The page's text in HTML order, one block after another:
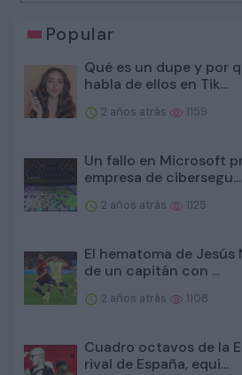
Popular
Qué es un dupe y por
habla de ellos en Tik...
2 años atrás 1159
Un fallo en Microsoft
empresa de cibersegu...
2 años atrás 1125
El hematoma de Jesús
de un capitán con ...
2 años atrás 1108
Cuadro octavos de la
rival de España, equi...